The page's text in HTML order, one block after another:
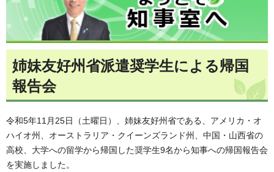
姉妹友好州省派遣奨学生による帰国
報告会
令和5年11月25日（土曜日）、姉妹友好州省である、アメリカ・オ
ハイオ州、オーストラリア・クイーンズランド州、中国・山西省の
高校、大学への留学から帰国した奨学生9名から知事への帰国報告会
を実施しました。